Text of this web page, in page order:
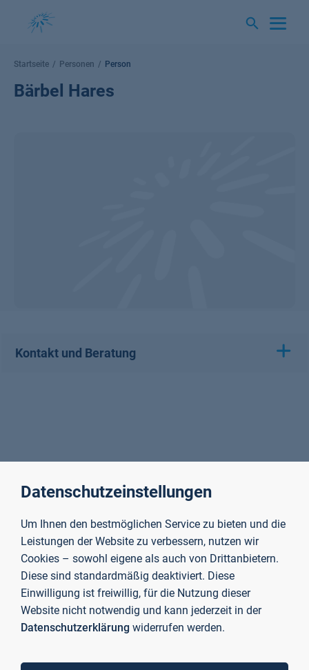
Startseite Personen Person
Bärbel Hares
Kontakt und Beratung
Datenschutzeinstellungen
Um Ihnen den bestmöglichen Service zu bieten und die
Leistungen der Website zu verbessern, nutzen wir
Cookies – sowohl eigene als auch von Drittanbietern.
Diese sind standardmäßig deaktiviert. Diese
Einwilligung ist freiwillig, für die Nutzung dieser
Website nicht notwendig und kann jederzeit in der
Datenschutzerklärung widerrufen werden.